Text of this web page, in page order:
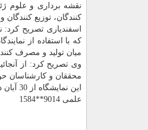
نقشه برداری و علوم
كنندگان، توزیع
اسفندیاری تصریح كرد:
كه با استفاده از
میان تولید و مصرف
وی تصریح كرد: از
محققان و كارشناسان
این نمایشگاه از 30 آبان در سازمان نقشه برداری راه اندازی شد و تا دوم آذر ادامه دارد.
علمی 9014**1584